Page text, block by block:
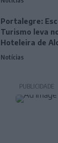
Portalegre:
Turismo leva
Hoteleira de
Notícias
PUBLICIDADE